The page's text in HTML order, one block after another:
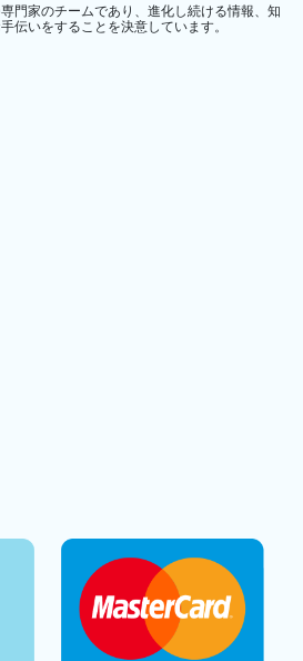
門家のチームであり、進化し続ける情報、知
伝いをすることを決意しています。